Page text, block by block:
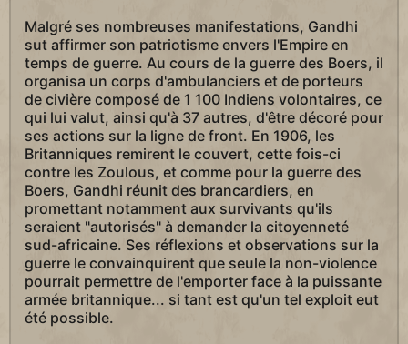
Malgré ses nombreuses manifestations, Gandhi
sut affirmer son patriotisme envers l'Empire en
temps de guerre. Au cours de la guerre des Boers, il
organisa un corps d'ambulanciers et de porteurs
de civière composé de 1 100 Indiens volontaires, ce
qui lui valut, ainsi qu'à 37 autres, d'être décoré pour
ses actions sur la ligne de front. En 1906, les
Britanniques remirent le couvert, cette fois-ci
contre les Zoulous, et comme pour la guerre des
Boers, Gandhi réunit des brancardiers, en
promettant notamment aux survivants qu'ils
seraient "autorisés" à demander la citoyenneté
sud-africaine. Ses réflexions et observations sur la
guerre le convainquirent que seule la non-violence
pourrait permettre de l'emporter face à la puissante
armée britannique... si tant est qu'un tel exploit eut
été possible.